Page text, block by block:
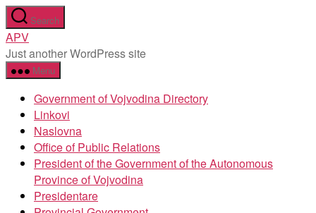
Skip
to
the
content
Search
APV
Just another WordPress site
Menu
Government of Vojvodina Directory
Linkovi
Naslovna
Office of Public Relations
President of the Government of the Autonomous
Province of Vojvodina
Presidentare